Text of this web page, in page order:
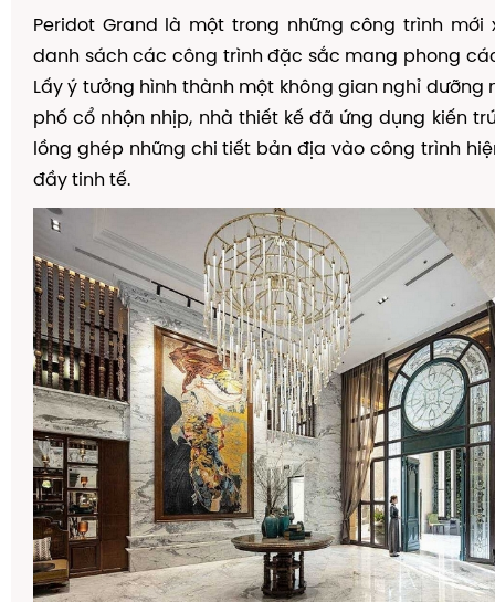
Peridot Grand là một trong những công trình mới
danh sách các công trìnhđặc sắc mang phong cá
Lấyý tưởng hình thành một không gian nghỉ dưỡng
phố cổ nhộn nhịp, nhà thiết kế đã ứng dụng kiến tr
ồng ghép những chi tiết bảnđịa vào công trình hiệ
đầy tinh tế.